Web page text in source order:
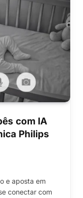
com IA
Philips
e aposta em
conectar com